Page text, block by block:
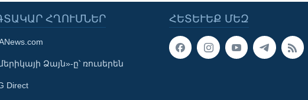
ՀԵՏԵՒԵՔ ՄԵԶ
ՀՂՈՒՄՆԵՐ
Ձայն»-ը՝ ռուսերեն
Direct